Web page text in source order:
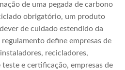
de uma pegada de carbono
obrigatório, um produto
de cuidado estendido da
define empresas de
recicladores,
teste e certificação, empresas de